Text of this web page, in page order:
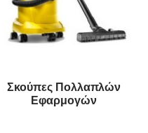
Σκούπες Πολλαπλών
Εφαρμογών